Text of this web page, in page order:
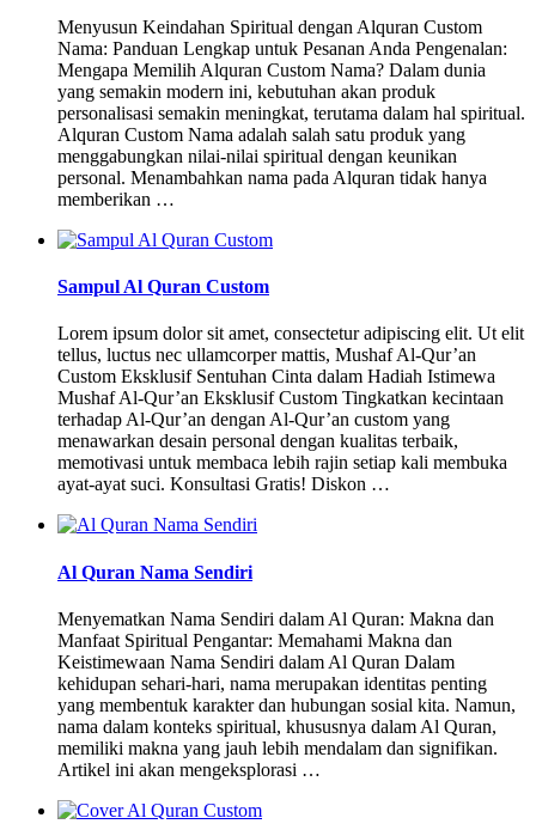
Menyusun Keindahan Spiritual dengan Alquran Custom
Nama: Panduan Lengkap untuk Pesanan Anda Pengenalan:
Mengapa Memilih Alquran Custom Nama? Dalam dunia
yang semakin modern ini, kebutuhan akan produk
personalisasi semakin meningkat, terutama dalam hal spiritual.
Alquran Custom Nama adalah salah satu produk yang
menggabungkan nilai-nilai spiritual dengan keunikan
personal. Menambahkan nama pada Alquran tidak hanya
memberikan …
Sampul Al Quran Custom
Lorem ipsum dolor sit amet, consectetur adipiscing elit. Ut elit
tellus, luctus nec ullamcorper mattis, Mushaf Al-Qur’an
Custom Eksklusif Sentuhan Cinta dalam Hadiah Istimewa
Mushaf Al-Qur’an Eksklusif Custom Tingkatkan kecintaan
terhadap Al-Qur’an dengan Al-Qur’an custom yang
menawarkan desain personal dengan kualitas terbaik,
memotivasi untuk membaca lebih rajin setiap kali membuka
ayat-ayat suci. Konsultasi Gratis! Diskon …
Al Quran Nama Sendiri
Menyematkan Nama Sendiri dalam Al Quran: Makna dan
Manfaat Spiritual Pengantar: Memahami Makna dan
Keistimewaan Nama Sendiri dalam Al Quran Dalam
kehidupan sehari-hari, nama merupakan identitas penting
yang membentuk karakter dan hubungan sosial kita. Namun,
nama dalam konteks spiritual, khususnya dalam Al Quran,
memiliki makna yang jauh lebih mendalam dan signifikan.
Artikel ini akan mengeksplorasi …